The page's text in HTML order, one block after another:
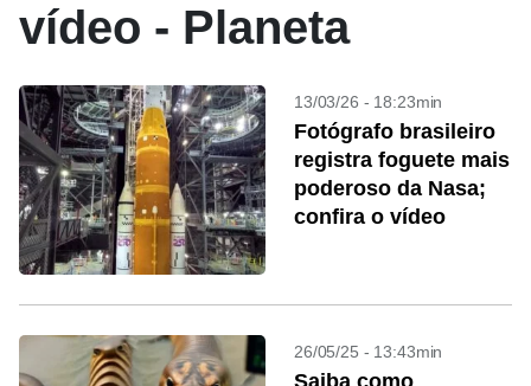
vídeo - Planeta
13/03/26 - 18:23min
Fotógrafo brasileiro
registra foguete mais
poderoso da Nasa;
confira o vídeo
26/05/25 - 13:43min
Saiba como